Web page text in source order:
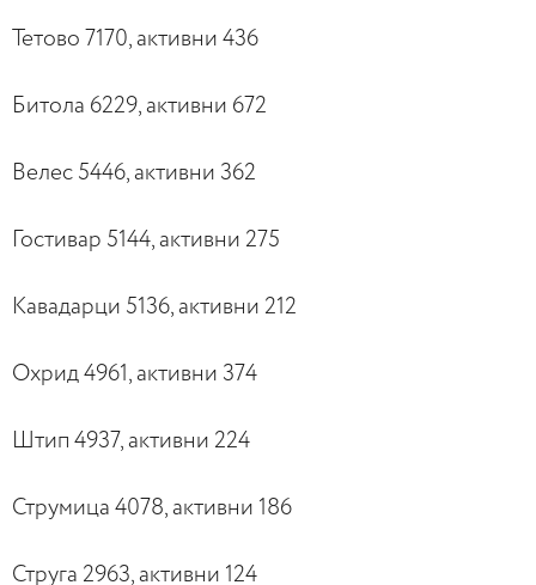
Тетово 7170, активни 436
Битола 6229, активни 672
Велес 5446, активни 362
Гостивар 5144, активни 275
Кавадарци 5136, активни 212
Охрид 4961, активни 374
Штип 4937, активни 224
Струмица 4078, активни 186
Струга 2963, активни 124